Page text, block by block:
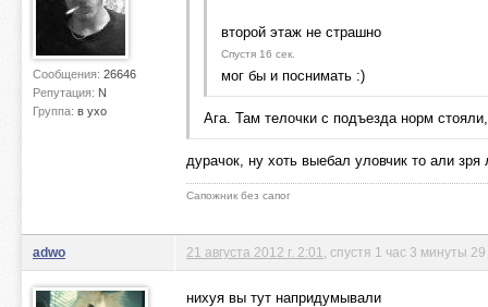
Сообщения: 26646
Репутация: N
Группа: в ухо
второй этаж не страшно
Спустя 16 сек.
мог бы и поснимать :)
Ага. Там телочки с подъезда норм
дурачок, ну хоть выебал уловчик то али зря
Сапожник без сапог
adwo 21 августа 2012 г. 2:01 , спустя 1 час 3 минуты
нихуя вы тут напридумывали